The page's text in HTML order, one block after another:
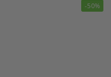
-50%